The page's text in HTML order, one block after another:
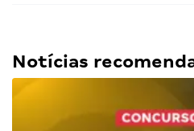
Notícias